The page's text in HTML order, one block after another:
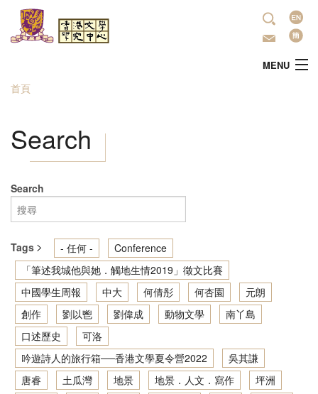
移至主內容
語
言
MENU
中心簡介
學術研究
文學推廣
出版
香港文學資料庫
相關連結
您在這裡
首頁
Search
Search
Tags - 任何 -
Conference
「筆述我城他與她．觸地生情2019」徵文比賽
中國學生周報
中大 何倩彤 何杏園
元朗
創作
劉以鬯 劉偉成 動物文學
南丫島
口述歷史
可洛
吟遊詩人的旅行箱──香港文學夏令營2022
吳其謙
唐睿
土瓜灣 地景 地景．人文．寫作
坪洲